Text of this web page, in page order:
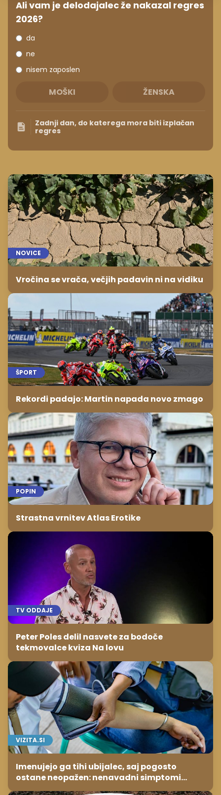
Ali vam je delodajalec že nakazal regres
2026?
da
ne
nisem zaposlen
MOŠKI ŽENSKA
Zadnji dan, do katerega mora biti izplačan
regres
NOVICE
Vročina se vrača, večjih padavin ni na vidiku
ŠPORT
Rekordi padajo: Martin napada novo zmago
POPIN
Strastna vrnitev Atlas Erotike
TV ODDAJE
Peter Poles delil nasvete za bodoče
tekmovalce kviza Na lovu
VIZITA.SI
Imenujejo ga tihi ubijalec, saj pogosto
ostane neopažen: nenavadni simptomi
visokega holesterola